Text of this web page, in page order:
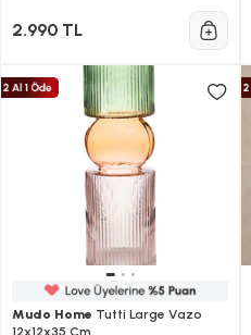
2.990 TL
Mudo Home Tutti Large Vazo
12x12x35 Cm